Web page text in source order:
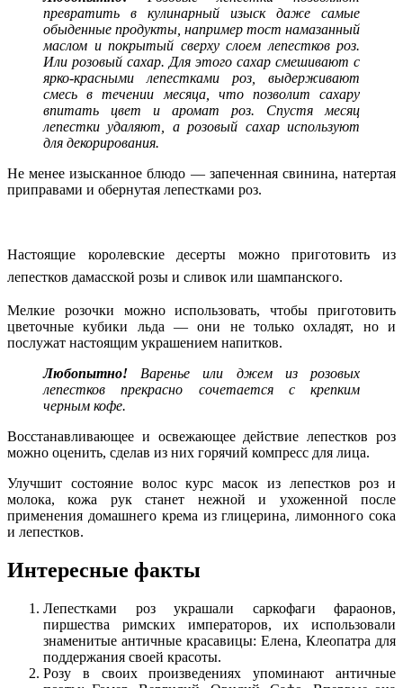
превратить в кулинарный изыск даже самые
обыденные продукты, например тост намазанный
маслом и покрытый сверху слоем лепестков роз.
Или розовый сахар. Для этого сахар смешивают с
ярко-красными лепестками роз, выдерживают
смесь в течении месяца, что позволит сахару
впитать цвет и аромат роз. Спустя месяц
лепестки удаляют, а розовый сахар используют
для декорирования.
Не менее изысканное блюдо — запеченная свинина, натертая
приправами и обернутая лепестками роз.
Настоящие королевские десерты можно приготовить из
лепестков дамасской розы и сливок или шампанского.
Мелкие розочки можно использовать, чтобы приготовить
цветочные кубики льда — они не только охладят, но и
послужат настоящим украшением напитков.
Любопытно! Варенье или джем из розовых
лепестков прекрасно сочетается с крепким
черным кофе.
Восстанавливающее и освежающее действие лепестков роз
можно оценить, сделав из них горячий компресс для лица.
Улучшит состояние волос курс масок из лепестков роз и
молока, кожа рук станет нежной и ухоженной после
применения домашнего крема из глицерина, лимонного сока
и лепестков.
Интересные факты
Лепестками роз украшали саркофаги фараонов,
пиршества римских императоров, их использовали
знаменитые античные красавицы: Елена, Клеопатра для
поддержания своей красоты.
Розу в своих произведениях упоминают античные